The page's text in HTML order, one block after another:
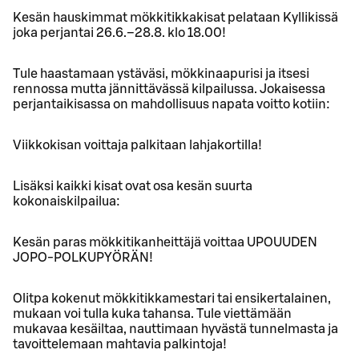
Kesän hauskimmat mökkitikkakisat pelataan Kyllikissä
joka perjantai 26.6.–28.8. klo 18.00!
Tule haastamaan ystäväsi, mökkinaapurisi ja itsesi
rennossa mutta jännittävässä kilpailussa. Jokaisessa
perjantaikisassa on mahdollisuus napata voitto kotiin:
Viikkokisan voittaja palkitaan lahjakortilla!
Lisäksi kaikki kisat ovat osa kesän suurta
kokonaiskilpailua:
Kesän paras mökkitikanheittäjä voittaa UPOUUDEN
JOPO-POLKUPYÖRÄN!
Olitpa kokenut mökkitikkamestari tai ensikertalainen,
mukaan voi tulla kuka tahansa. Tule viettämään
mukavaa kesäiltaa, nauttimaan hyvästä tunnelmasta ja
tavoittelemaan mahtavia palkintoja!